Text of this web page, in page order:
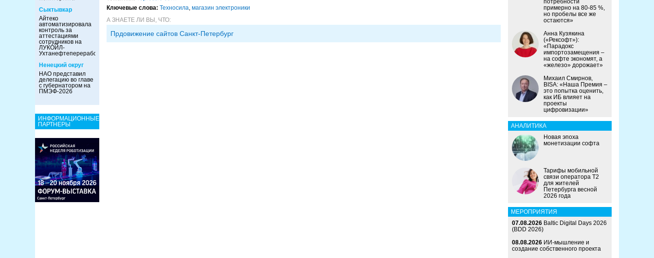
Сыктывкар
Айтеко
автоматизировала
контроль за
аттестациями
сотрудников на
ЛУКОЙЛ-
Ухтанефтепереработка
Ненецкий округ
НАО представил
делегацию во главе
с губернатором на
ПМЭФ-2026
ИНФОРМАЦИОННЫЕ
ПАРТНЕРЫ
Ключевые слова: Техносила, магазин электроники
А ЗНАЕТЕ ЛИ ВЫ, ЧТО:
Прдовижение сайтов Санкт-Петербург
потребности
примерно на 80-85 %,
но пробелы все же
остаются»
Анна Кузякина
(«Рексофт»):
«Парадокс
импортозамещения –
на софте экономят, а
«железо» дорожает»
Михаил Смирнов,
BISA: «Наша Премия –
это попытка оценить,
как ИБ влияет на
проекты
цифровизации»
АНАЛИТИКА
Новая эпоха
монетизации софта
Тарифы мобильной
связи оператора Т2
для жителей
Петербурга весной
2026 года
МЕРОПРИЯТИЯ
07.08.2026 Baltic Digital Days 2026
(BDD 2026)
08.08.2026 ИИ-мышление и
создание собственного проекта